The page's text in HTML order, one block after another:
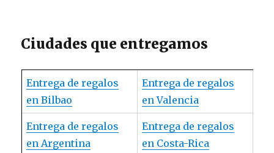
Ciudades que entregamos
Entrega de regalos
en Bilbao
Entrega de regalos
en Valencia
Entrega de regalos
en Argentina
Entrega de regalos
en Costa-Rica